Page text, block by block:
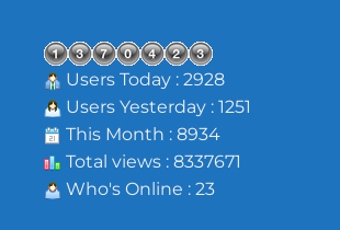
Users Today : 2928
Users Yesterday : 1251
This Month : 8934
Total views : 8337671
Who's Online : 23